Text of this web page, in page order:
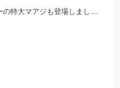
旬の絶品イサキ！そして最大５０㎝オーバーの特大マアジも登場しました。